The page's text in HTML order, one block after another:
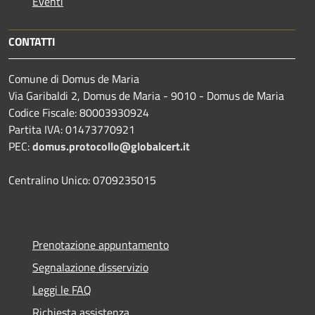
CONTATTI
Comune di Domus de Maria
Via Garibaldi 2, Domus de Maria - 9010 - Domus de Maria
Codice Fiscale: 80003930924
Partita IVA: 01473770921
PEC:domus.protocollo@globalcert.it
Centralino Unico: 0709235015
Prenotazione appuntamento
Segnalazione disservizio
Leggi le FAQ